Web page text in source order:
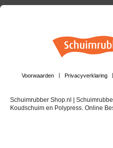
Voorwaarden Privacyverklaring
Schuimrubber Shop.nl |
Koudschuim en Polypress. Online